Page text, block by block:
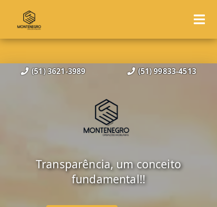
(51) 3621-3989 (51) 99833-4513
Transparência, um conceito
fundamental!!